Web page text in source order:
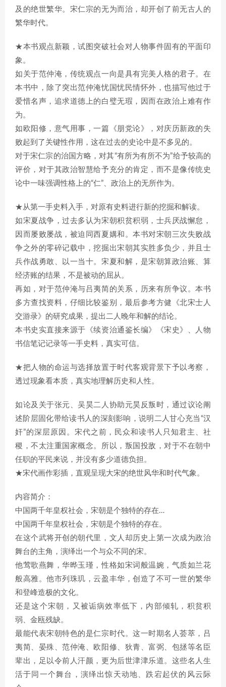
及的绝世繁华。宋仁宗的无为而治，却开创了前无古人的
繁华时代。
★本书观点新颖，试图突破社会对人物事件固有的平面印
象。
如关于范仲淹，传统观点一向是具有完美人格的君子。在
本书中，除了突出范仲淹忧国忧民情怀外，也描写他过于
爱惜名声，追求道德上的白璧无瑕，因而在政治上难有作
为。
如欧阳修，意气用事，一篇《朋党论》，对庆历新政的失
败起到了关键性作用，这在过去的史论中是不多见的。
对于宋仁宗的治国方略，对其“有所为有所不为”给予较高的
评价，对于其政治智慧给予充分的肯定，而不是像传统史
论中一味强调性格上的“仁”、政治上的无所作为。
★从第一手史料入手，对原有史料进行新的挖掘和解读。
如宋夏战争，过去多认为宋朝积贫积弱，士兵厌战懈怠，
因而屡败屡战，被迫同西夏媾和。本书对宋朝三次失败战
争之外的零碎记载中，挖掘出宋朝其实胜多负少，并且士
兵作战勇敢、以一当十。宋夏和解，是宋朝算政治账、算
经济账的结果，不是被动的屈从。
再如，对于范仲淹与吕夷简的关系，历来有所争议。本书
多方查找资料，仔细比较鉴别，最后参考方健《北宋士人
交游录》的研究成果，提出二人晚年和解的结论。
本书史实直接来源于《续资治通鉴长编》《宋史》、人物
书信笔记记录等一手史料，真实可信。
★把人物的命运与选择放置于时代客观背景下予以考察，
透过现象看本质，真实地理解历史和人性。
如论及关于张元、吴昊二人协助元昊反叛时，通过议论阐
述阶层固化带给读书人的深刻影响，说明二人甘心充当“汉
奸”的深层原因。宋代之前，民众和读书人只知君主、社
稷，不太注重国家概念。所以，叛国投敌，对于不在朝中
任职的平民来说，并没有多少道德负担。
★宋代画作彩插，直观呈现大宋的绝世风华和时代气象。
内容简介：
中国两千年皇权社会，宋朝是个独特的存在…
中国两千年皇权社会，宋朝是个独特的存在。
在这个武将开创的朝代里，文人却历史上第一次成为政治
舞台的主角，演绎出一个与众不同的宋。
他莺歌燕舞，华晔玉瑾，性格如宋词般温婉，气质如兰花
般高雅。他市列珠玑，云盈丰华，创造了不可一世的繁华
和登峰造极的文化。
还是这个宋朝，又被诟病效率低下，内部倾轧，积贫积
弱、金瓯残缺。
最能代表宋朝特色的是仁宗时代。这一时期名人荟萃，吕
夷简、晏殊、范仲淹、欧阳修、狄青、富弼、包拯等名臣
辈出，足以令前人汗颜，更为后世津津乐道。这些名人生
活于同一个舞台，演绎出惊天动地、跌宕起伏的风云际